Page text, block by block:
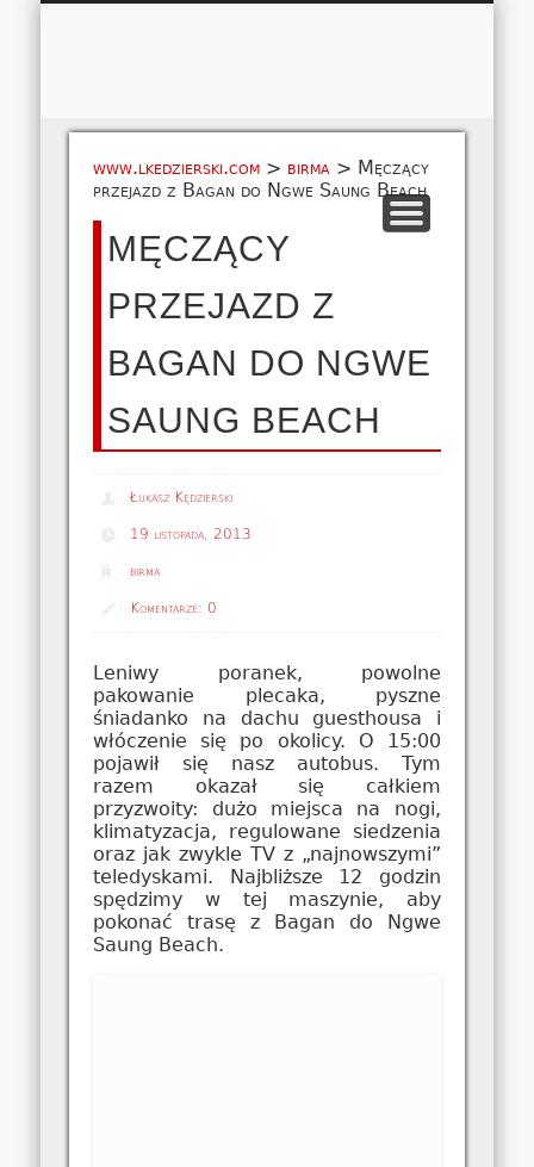
O NAS
EUROPA A-M
EUROPA N-Z
AZJA
AFRYKA
AMERYKA
OCEANIA
MAPA
WSPÓŁPRACA
KONTAKT
www.lkedzierski.com > birma > Męczący
przejazd z Bagan do Ngwe Saung Beach
MĘCZĄCY
PRZEJAZD Z
BAGAN DO NGWE
SAUNG BEACH
Łukasz Kędzierski
19 listopada, 2013
birma
Komentarze: 0
Leniwy poranek, powolne
pakowanie plecaka, pyszne
śniadanko na dachu guesthousa i
włóczenie się po okolicy. O 15:00
pojawił się nasz autobus. Tym
razem okazał się całkiem
przyzwoity: dużo miejsca na nogi,
klimatyzacja, regulowane siedzenia
oraz jak zwykle TV z „najnowszymi”
teledyskami. Najbliższe 12 godzin
spędzimy w tej maszynie, aby
pokonać trasę z Bagan do Ngwe
Saung Beach.